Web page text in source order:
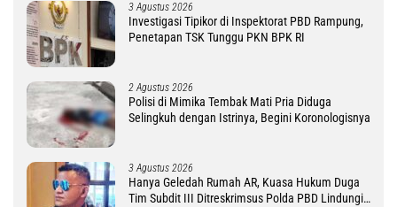
3 Agustus 2026
Investigasi Tipikor di Inspektorat PBD Rampung,
Penetapan TSK Tunggu PKN BPK RI
2 Agustus 2026
Polisi di Mimika Tembak Mati Pria Diduga
Selingkuh dengan Istrinya, Begini Koronologisnya
3 Agustus 2026
Hanya Geledah Rumah AR, Kuasa Hukum Duga
Tim Subdit III Ditreskrimsus Polda PBD Lindungi